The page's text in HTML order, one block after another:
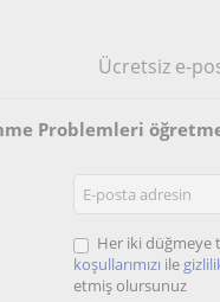
Ücretsiz e-
Problemleri
Her iki düğmeye
koşullarımızı ile
etmiş olursunuz